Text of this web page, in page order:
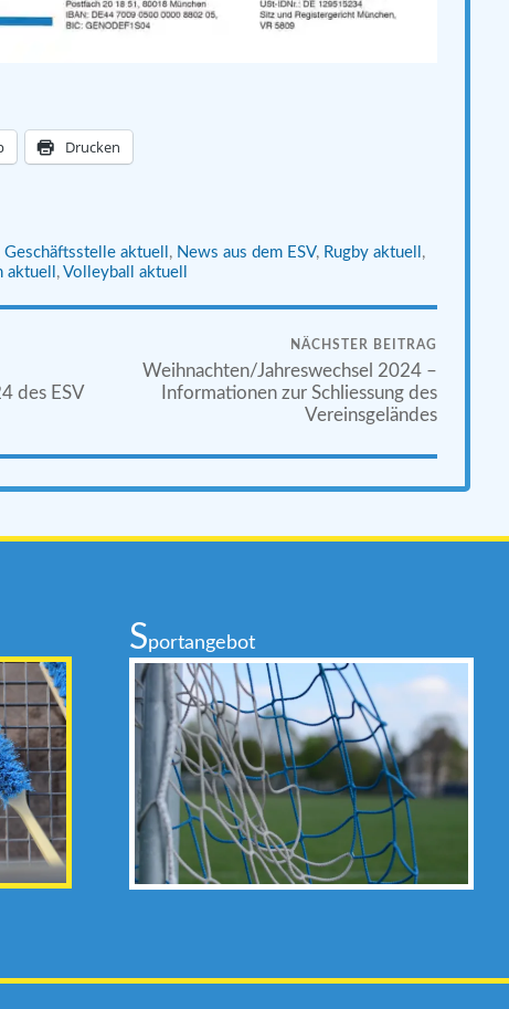
Drucken
Geschäftsstelle aktuell , News aus dem ESV, Rugby aktuell ,
aktuell , Volleyball aktuell
des ESV
NÄCHSTER BEITRAG
Weihnachten/Jahreswechsel 2024 –
Informationen zur Schliessung des
Vereinsgeländes
Sportangebot